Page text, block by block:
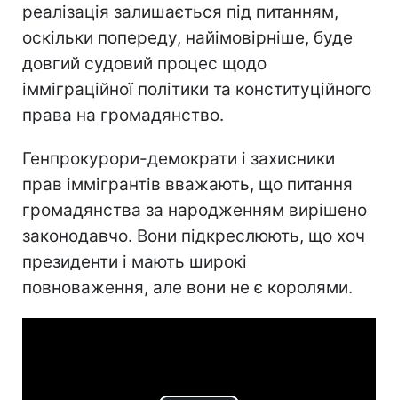
реалізація залишається під питанням,
оскільки попереду, найімовірніше, буде
довгий судовий процес щодо
імміграційної політики та конституційного
права на громадянство.
Генпрокурори-демократи і захисники
прав іммігрантів вважають, що питання
громадянства за народженням вирішено
законодавчо. Вони підкреслюють, що хоч
президенти і мають широкі
повноваження, але вони не є королями.